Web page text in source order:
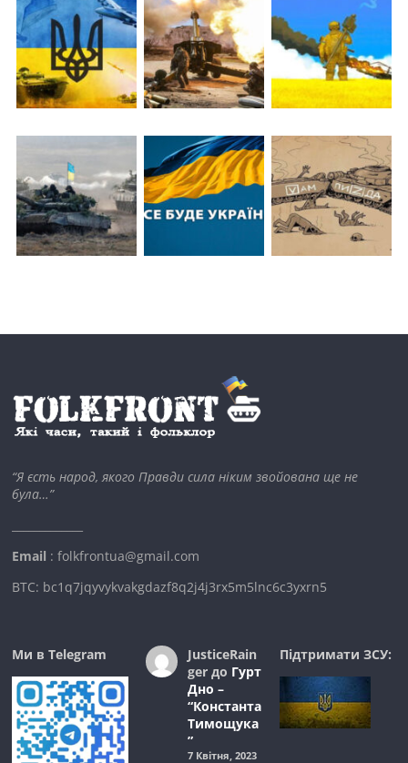
“Я єсть народ, якого Правди сила ніким звойована ще не
була…”
Email : folkfrontua@gmail.com
BTC: bc1q7jqyvykvakgdazf8q2j4j3rx5m5lnc6c3yxrn5
Ми в Telegram
JusticeRain
gerдо Гурт
Дно –
“Константа
Тимощука
”
7 Квітня, 2023
Підтримати ЗСУ: